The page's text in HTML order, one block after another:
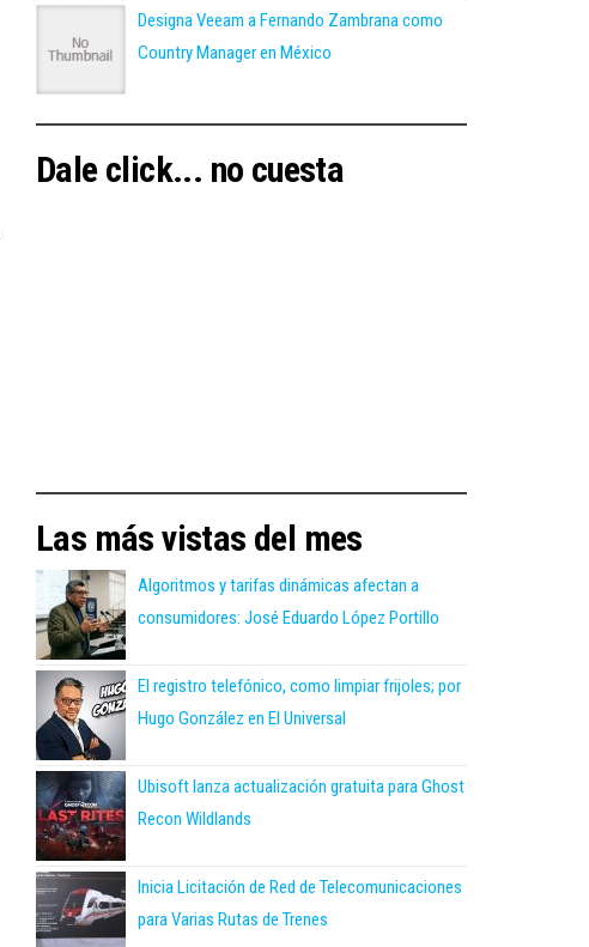
Designa Veeam a Fernando Zambrana como
Country Manager en México
Dale click... no cuesta
Las más vistas del mes
Algoritmos y tarifas dinámicas afectan a
consumidores: José Eduardo López Portillo
El registro telefónico, como limpiar frijoles; por
Hugo González en El Universal
Ubisoft lanza actualización gratuita para Ghost
Recon Wildlands
Inicia Licitación de Red de Telecomunicaciones
para Varias Rutas de Trenes